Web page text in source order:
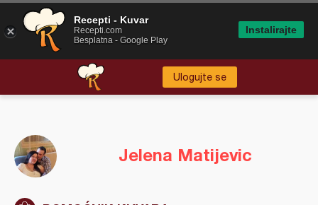
Ulogujte se
Jelena Matijevic
Recepti - Kuvar
Recepti.com
Besplatna - Google Play
Instalirajte